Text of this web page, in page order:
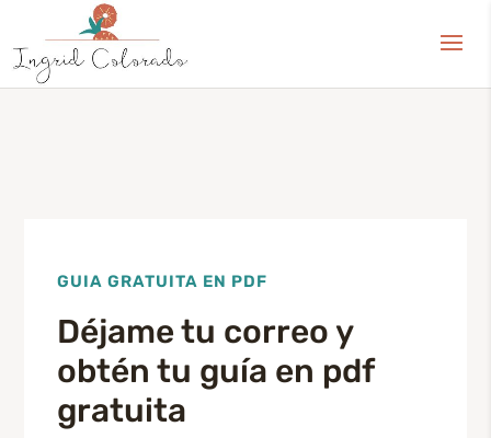
GUIA GRATUITA EN PDF
Déjame tu correo y
obtén tu guía en pdf
gratuita